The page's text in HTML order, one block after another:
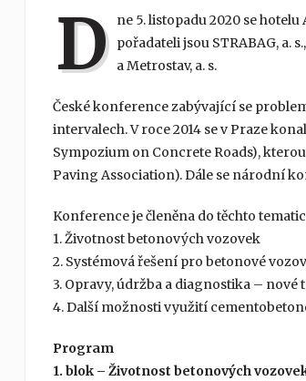
D
ne 5. listopadu 2020 se
pořadateli jsou STRABAG, a.
a Metrostav, a. s.
České konference zabývající se
intervalech. V roce 2014 se v Praze
Sympozium on Concrete Roads),
Paving Association). Dále se národní
Konference je členěna do těchto
1. Životnost betonových vozovek
2. Systémová řešení pro betonové
3. Opravy, údržba a diagnostika – nové
4. Další možnosti využití
Program
1. blok – Životnost betonových